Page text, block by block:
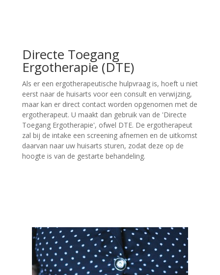
Directe Toegang
Ergotherapie (DTE)
Als er een ergotherapeutische hulpvraag is, hoeft u niet
eerst naar de huisarts voor een consult en verwijzing,
maar kan er direct contact worden opgenomen met de
ergotherapeut. U maakt dan gebruik van de 'Directe
Toegang Ergotherapie', ofwel DTE. De ergotherapeut
zal bij de intake een screening afnemen en de uitkomst
daarvan naar uw huisarts sturen, zodat deze op de
hoogte is van de gestarte behandeling.